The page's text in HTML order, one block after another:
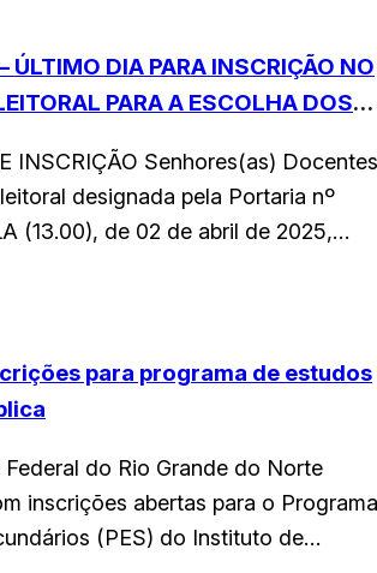
ÚLTIMO DIA PARA INSCRIÇÃO NO
PARA A ESCOLHA DOS
INSCRIÇÃO Senhores(as)
designada pela Portaria nº
(13.00), de 02 de abril de 2025,
no uso de suas competências,
de abril de 2025 é…
para programa de estudos
do Rio Grande do Norte
inscrições abertas para o Programa
(PES) do Instituto de